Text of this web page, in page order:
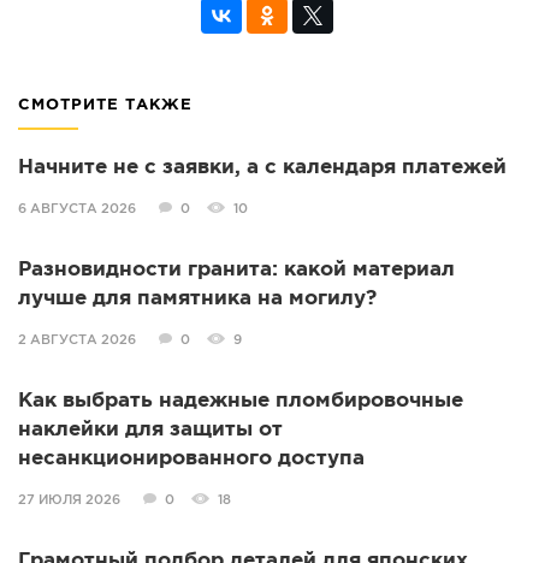
СМОТРИТЕ ТАКЖЕ
Начните не с заявки, а с календаря платежей
6 АВГУСТА 2026 0 10
Разновидности гранита: какой материал
лучше для памятника на могилу?
2 АВГУСТА 2026 0 9
Как выбрать надежные пломбировочные
наклейки для защиты от
несанкционированного доступа
27 ИЮЛЯ 2026 0 18